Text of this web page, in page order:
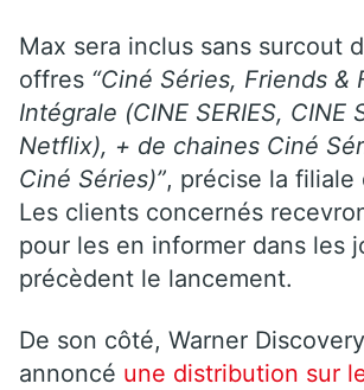
Max sera inclus sans surcout
offres “Ciné Séries, Friends &
Intégrale (CINE SERIES, CINE
Netflix), + de chaines Ciné
Ciné Séries)”, précise la filiale
Les clients concernés
pour les en informer dans les
précèdent le lancement.
De son côté, Warner
annoncé une distribution sur